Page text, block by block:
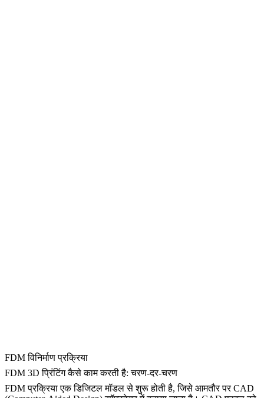
FDM विनिर्माण प्रक्रिया
FDM 3D प्रिंटिंग कैसे काम करती है: चरण-दर-चरण
FDM प्रक्रिया एक डिजिटल मॉडल से शुरू होती है, जिसे आमतौर पर CAD